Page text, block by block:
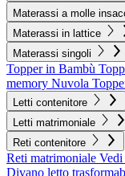
Materassi a molle
Materassi in lattice
Materassi singoli
Topper in Bambù
memory Nuvola
Letti contenitore
Letti matrimoniale
Reti contenitore
Reti matrimoniale
Divano letto